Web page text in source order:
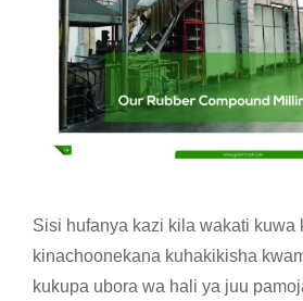
Sisi hufanya kazi kila wakati kuwa
kinachoonekana kuhakikisha
kukupa ubora wa hali ya juu